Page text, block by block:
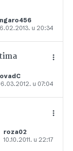
u 20:34
u 07:04
roza02
10.10.2011. u 22:17